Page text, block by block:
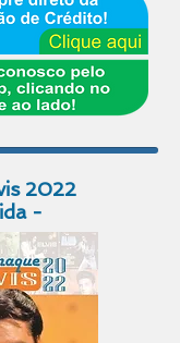
2022
-